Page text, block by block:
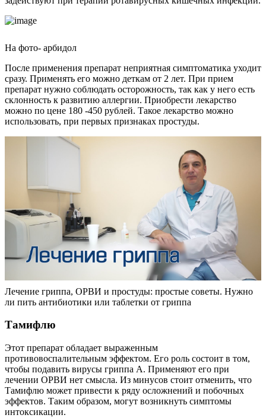
На фото- арбидол
После применения препарат неприятная симптоматика уходит
сразу. Применять его можно деткам от 2 лет. При прием
препарат нужно соблюдать осторожность, так как у него есть
склонность к развитию аллергии. Приобрести лекарство
можно по цене 180 -450 рублей. Такое лекарство можно
использовать, при первых признаках простуды.
Лечение гриппа, ОРВИ и простуды: простые советы. Нужно
ли пить антибиотики или таблетки от гриппа
Тамифлю
Этот препарат обладает выраженным
противовоспалительным эффектом. Его роль состоит в том,
чтобы подавить вирусы гриппа А. Применяют его при
лечении ОРВИ нет смысла. Из минусов стоит отменить, что
Тамифлю может привести к ряду осложнений и побочных
эффектов. Таким образом, могут возникнуть симптомы
интоксикации.